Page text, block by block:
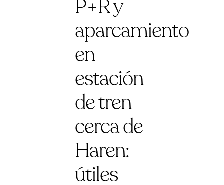
P+R y
aparcamiento
en
estación
de tren
cerca de
Haren:
útiles